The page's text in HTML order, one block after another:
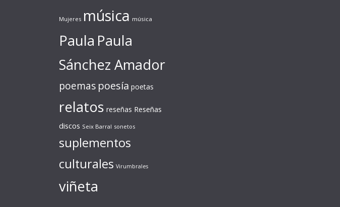
Mujeres música música
Paula Paula
Sánchez Amador
poemas poesía poetas
relatos reseñas Reseñas
discos Seix Barral sonetos
suplementos
culturales Virumbrales
viñeta